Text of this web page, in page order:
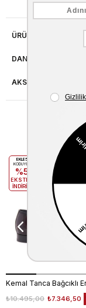
ÜRÜN ÖZELLIKLERI
DANIŞMA HATTI
AKSESUAR ONARIMI
₺7.346,50
₺10.495,00
EKLE5
KODUYLA
%5
EKSTRA
İNDİRİM